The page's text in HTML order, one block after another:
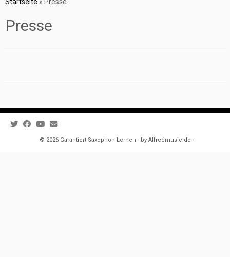
Presse
· © 2026 Garantiert Saxophon Lernen · by Alfredmusic.de ·